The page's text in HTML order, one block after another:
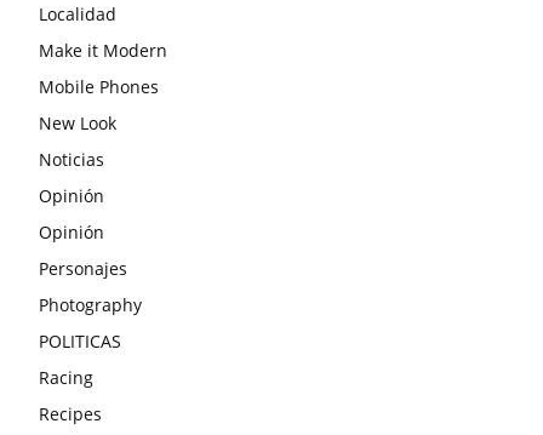
Localidad
Make it Modern
Mobile Phones
New Look
Noticias
Opinión
Opinión
Personajes
Photography
POLITICAS
Racing
Recipes